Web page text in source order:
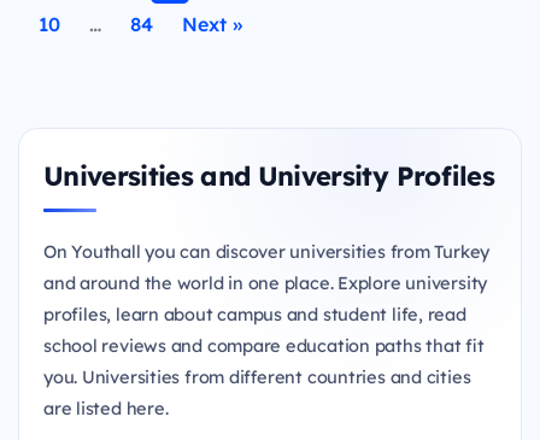
10
… 84 Next »
Universities and University Profiles
On Youthall you can discover universities from Turkey
and around the world in one place. Explore university
profiles, learn about campus and student life, read
school reviews and compare education paths that fit
you. Universities from different countries and cities
are listed here.